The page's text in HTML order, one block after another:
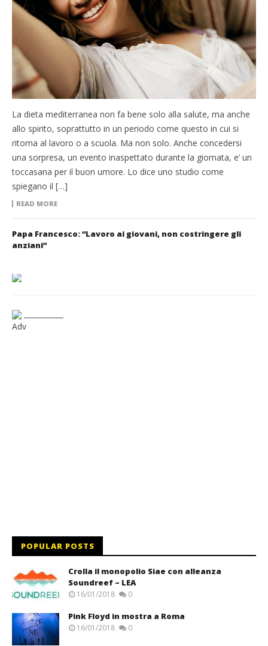
La dieta mediterranea non fa bene solo alla salute, ma anche
allo spirito, soprattutto in un periodo come questo in cui si
ritorna al lavoro o a scuola. Ma non solo. Anche concedersi
una sorpresa, un evento inaspettato durante la giornata, e’ un
toccasana per il buon umore. Lo dice uno studio come
spiegano il […]
READ MORE
Papa Francesco: “Lavoro ai giovani, non costringere gli
anziani”
Adv
POPULAR POSTS
Crolla il monopolio Siae con alleanza
Soundreef – LEA
16/01/2018 0
Pink Floyd in mostra a Roma
16/01/2018 0